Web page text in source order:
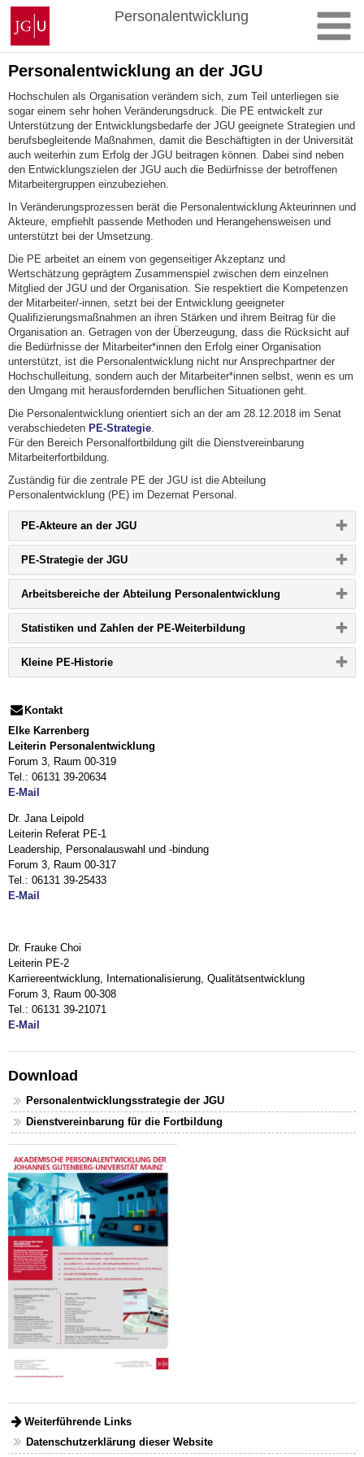
Zum
Inhalt
springen
Johannes
Gutenberg-
Universität
Mainz
Personalentwicklung
Personalentwicklung an der JGU
Hochschulen als Organisation verändern sich, zum Teil unterliegen sie
sogar einem sehr hohen Veränderungsdruck. Die PE entwickelt zur
Unterstützung der Entwicklungsbedarfe der JGU geeignete Strategien und
berufsbegleitende Maßnahmen, damit die Beschäftigten in der Universität
auch weiterhin zum Erfolg der JGU beitragen können. Dabei sind neben
den Entwicklungszielen der JGU auch die Bedürfnisse der betroffenen
Mitarbeitergruppen einzubeziehen.
In Veränderungsprozessen berät die Personalentwicklung Akteurinnen und
Akteure, empfiehlt passende Methoden und Herangehensweisen und
unterstützt bei der Umsetzung.
Die PE arbeitet an einem von gegenseitiger Akzeptanz und
Wertschätzung geprägtem Zusammenspiel zwischen dem einzelnen
Mitglied der JGU und der Organisation. Sie respektiert die Kompetenzen
der Mitarbeiter/-innen, setzt bei der Entwicklung geeigneter
Qualifizierungsmaßnahmen an ihren Stärken und ihrem Beitrag für die
Organisation an. Getragen von der Überzeugung, dass die Rücksicht auf
die Bedürfnisse der Mitarbeiter*innen den Erfolg einer Organisation
unterstützt, ist die Personalentwicklung nicht nur Ansprechpartner der
Hochschulleitung, sondern auch der Mitarbeiter*innen selbst, wenn es um
den Umgang mit herausfordernden beruflichen Situationen geht.
Die Personalentwicklung orientiert sich an der am 28.12.2018 im Senat
verabschiedeten PE-Strategie
Für den Bereich Personalfortbildung gilt die Dienstvereinbarung
Mitarbeiterfortbildung.
Zuständig für die zentrale PE der JGU ist die Abteilung
Personalentwicklung (PE) im Dezernat Personal.
PE-Akteure an der JGUBitte
klicken,
Inhalt
erweitern
bzw.
zu
reduzieren
PE-Strategie der JGUBitte
klicken,
um
Inhalt
erweitern
bzw.
Arbeitsbereiche der Abteilung Personalentwicklung
klicken,
Inhalt
bzw.
Statistiken und Zahlen der PE-Weiterbildung
klicken,
Inhalt
Kleine PE-HistorieBitte
bzw.
zu
Kontakt
Elke Karrenberg
Leiterin Personalentwicklung
Forum 3, Raum 00-319
Tel.: 06131 39-20634
E-Mail
Dr. Jana Leipold
Leiterin Referat PE-1
Leadership, Personalauswahl und -bindung
Forum 3, Raum 00-317
Tel.: 06131 39-25433
E-Mail
Dr. Frauke Choi
Leiterin PE-2
Karriereentwicklung, Internationalisierung, Qualitätsentwicklung
Forum 3, Raum 00-308
Tel.: 06131 39-21071
E-Mail
Download
Personalentwicklungsstrategie der JGU
Dienstvereinbarung für die Fortbildung
Weiterführende Links
Datenschutzerklärung dieser Website